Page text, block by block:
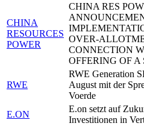
CHINA
RESOURCES
POWER
CHINA RES
OVER-
CONNECTION
OFFERING OF A
RWE
RWE Generation
August mit der
Voerde
E.ON
E.on setzt auf
Investitionen in